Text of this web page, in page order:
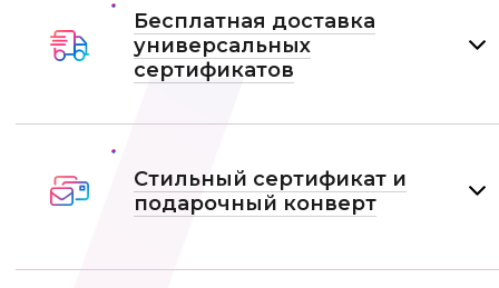
Бесплатная доставка
универсальных
сертификатов
Стильный сертификат и
подарочный конверт